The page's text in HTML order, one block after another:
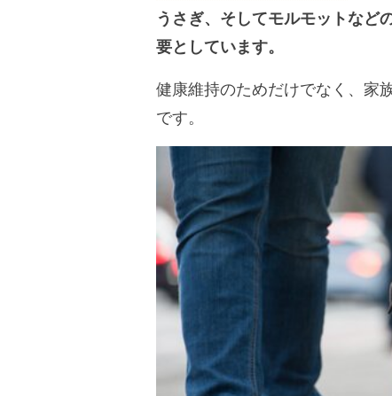
うさぎ、そしてモルモットなど
要としています。
健康維持のためだけでなく、家
です。